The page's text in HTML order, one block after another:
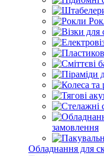
замовлення
Обладнання для